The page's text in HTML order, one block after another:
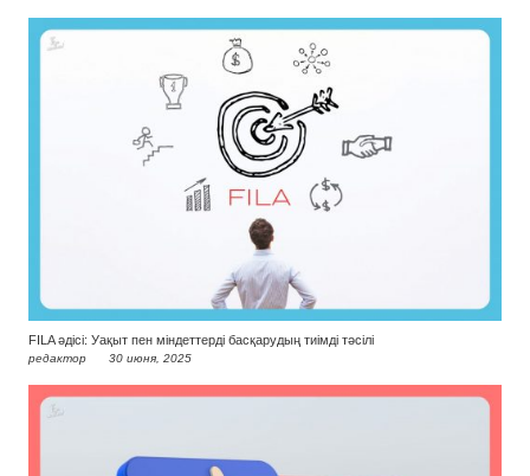
FILA әдісі: Уақыт пен міндеттерді басқарудың тиімді тәсілі
редактор 30 июня, 2025